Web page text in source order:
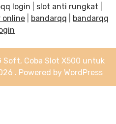
login slot anti rungkat
online bandarqq
bandarqq
Soft, Coba Slot X500 untuk
. Powered by WordPress